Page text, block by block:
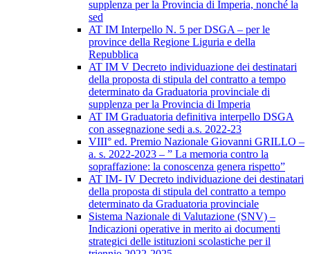
supplenza per la Provincia di Imperia, nonché la
sed
AT IM Interpello N. 5 per DSGA – per le
province della Regione Liguria e della
Repubblica
AT IM V Decreto individuazione dei destinatari
della proposta di stipula del contratto a tempo
determinato da Graduatoria provinciale di
supplenza per la Provincia di Imperia
AT IM Graduatoria definitiva interpello DSGA
con assegnazione sedi a.s. 2022-23
VIII° ed. Premio Nazionale Giovanni GRILLO –
a. s. 2022-2023 – ” La memoria contro la
sopraffazione: la conoscenza genera rispetto”
AT IM- IV Decreto individuazione dei destinatari
della proposta di stipula del contratto a tempo
determinato da Graduatoria provinciale
Sistema Nazionale di Valutazione (SNV) –
Indicazioni operative in merito ai documenti
strategici delle istituzioni scolastiche per il